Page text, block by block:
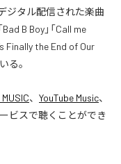
ジタル配信された楽曲
Bad B Boy」「Call me
Finally the End of Our
る。
、 YouTube Music、
ビスで聴くことができ